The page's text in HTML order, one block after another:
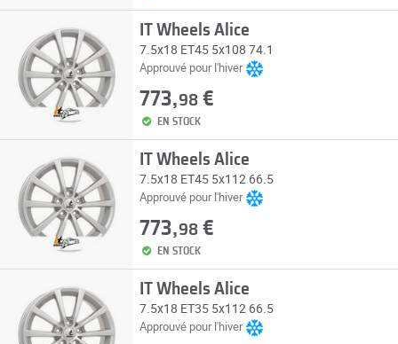
IT Wheels Alice
7.5x18 ET45 5x108 74.1
Approuvé pour l'hiver
773,98€
EN STOCK
IT Wheels Alice
7.5x18 ET45 5x112 66.5
Approuvé pour l'hiver
773,98€
EN STOCK
IT Wheels Alice
7.5x18 ET35 5x112 66.5
Approuvé pour l'hiver